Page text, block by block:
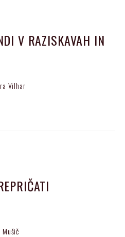
V RAZISKAVAH IN
Vilhar
Mušič